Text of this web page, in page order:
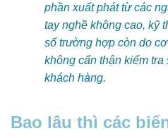
phần xuất phát từ các
tay nghề không cao, kỹ
số trường hợp còn do
không cẩn thận kiểm
khách hàng.
Bao lâu thì các